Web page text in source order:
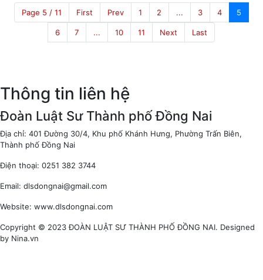
Page 5 / 11 First Prev 1 2 ... 3 4 5
6 7 ... 10 11 Next Last
Thông tin liên hệ
Đoàn Luật Sư Thành phố Đồng Nai
Địa chỉ: 401 Đường 30/4, Khu phố Khánh Hưng, Phường Trấn Biên,
Thành phố Đồng Nai
Điện thoại: 0251 382 3744
Email: dlsdongnai@gmail.com
Website: www.dlsdongnai.com
Copyright © 2023 ĐOÀN LUẬT SƯ THÀNH PHỐ ĐỒNG NAI. Designed
by Nina.vn